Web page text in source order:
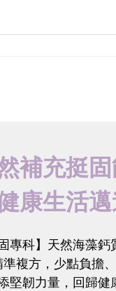
補充挺
康生活
專科】天然海藻鈣
複方， 少點負擔、
堅韌力量， 回歸健